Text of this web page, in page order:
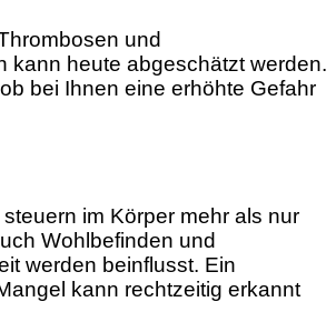
und
kann heute abgeschätzt werden.
bei Ihnen eine erhöhte Gefahr
im Körper mehr als nur
Wohlbefinden und
werden beinflusst. Ein
kann rechtzeitig erkannt